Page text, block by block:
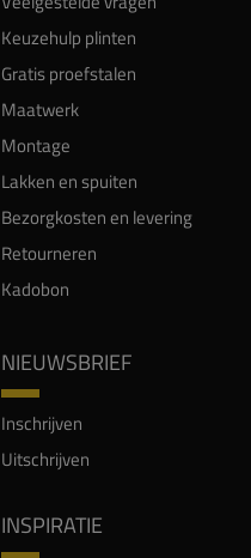
Keuzehulp plinten
Gratis proefstalen
Maatwerk
Montage
Lakken en spuiten
Bezorgkosten en levering
Retourneren
Kadobon
NIEUWSBRIEF
Inschrijven
Uitschrijven
INSPIRATIE